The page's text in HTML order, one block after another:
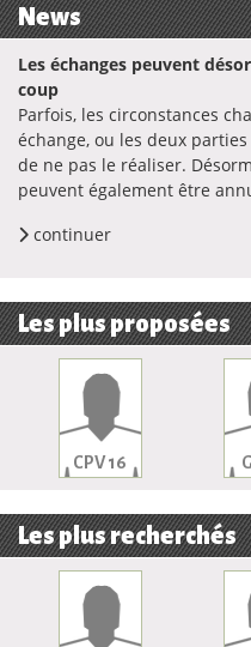
News
Les échanges peuvent
coup
Parfois, les circonstances
échange, ou les deux
de ne pas le réaliser.
peuvent également être
continuer
Les plus proposées
CPV 16
Les plus recherchés